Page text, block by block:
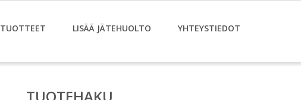
TUOTTEET LISÄÄ JÄTEHUOLTO YHTEYSTIEDOT